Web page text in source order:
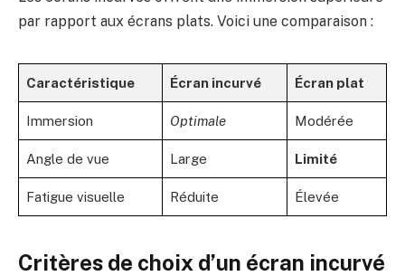
par rapport aux écrans plats. Voici une comparaison :
Caractéristique Écran incurvé Écran plat
Immersion Optimale Modérée
Angle de vue Large Limité
Fatigue visuelle Réduite Élevée
Critères de choix d’un écran incurvé